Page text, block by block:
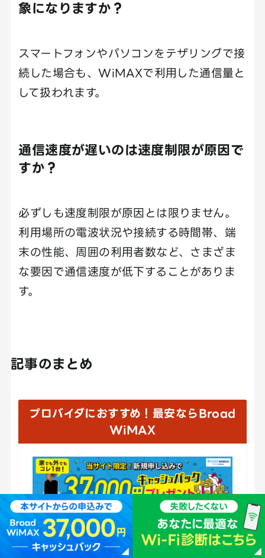
象になりますか？
スマートフォンやパソコンをテザリングで接
続した場合も、WiMAXで利用した通信量と
して扱われます。
通信速度が遅いのは速度制限が原因で
すか？
必ずしも速度制限が原因とは限りません。
利用場所の電波状況や接続する時間帯、端
末の性能、周囲の利用者数など、さまざま
な要因で通信速度が低下することがありま
す。
記事のまとめ
プロバイダにおすすめ！最安ならBroad
WiMAX
全員に37,000円キャッシュバック